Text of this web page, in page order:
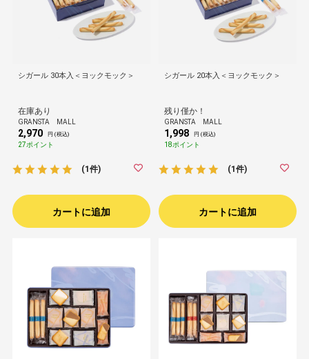
シガール 30本入＜ヨックモック＞
在庫あり
GRANSTA MALL
2,970 円 (税込)
27ポイント
(1件)
カートに追加
シガール 20本入＜ヨックモック＞
残り僅か！
GRANSTA MALL
1,998 円 (税込)
18ポイント
(1件)
カートに追加